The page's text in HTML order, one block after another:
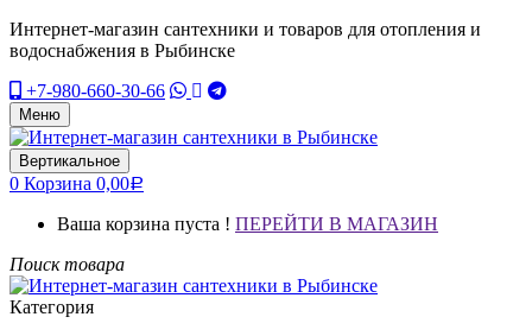
Интернет-магазин сантехники и товаров для отопления и
водоснабжения в Рыбинске
+7-980-660-30-66
Меню
Вертикальное
0 Корзина 0,00Р
Ваша корзина пуста ! ПЕРЕЙТИ В МАГАЗИН
Поиск товара
Категория